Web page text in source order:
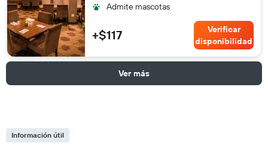
Admite mascotas
+$117
Verificar
disponibilidad
Ver más
Información útil